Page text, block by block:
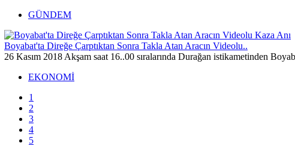
GÜNDEM
Boyabat'ta Direğe Çarptıktan Sonra Takla Atan Aracın Videolu..
26 Kasım 2018 Akşam saat 16..00 sıralarında Durağan istikametinden
EKONOMİ
1
2
3
4
5